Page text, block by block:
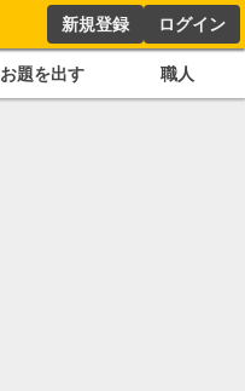
新規登録 ログイン
お題を出す 職人